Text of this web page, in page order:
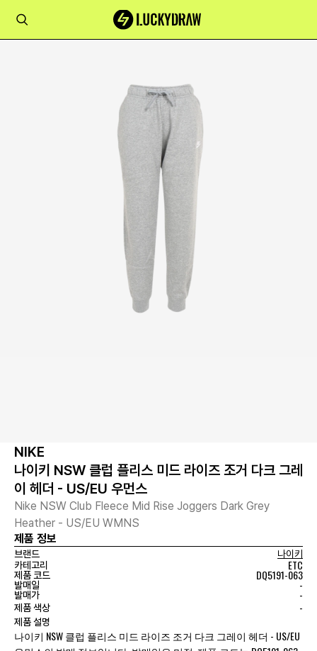
NIKE
나이키 NSW 클럽 플리스 미드 라이즈 조거 다크 그레
이 헤더 - US/EU 우먼스
Nike NSW Club Fleece Mid Rise Joggers Dark Grey
Heather - US/EU WMNS
제품 정보
브랜드
나이키
카테고리
ETC
제품 코드 DQ5191-063
발매일 -
발매가 -
제품 색상 -
제품 설명
나이키 NSW 클럽 플리스 미드 라이즈 조거 다크 그레이 헤더 - US/EU